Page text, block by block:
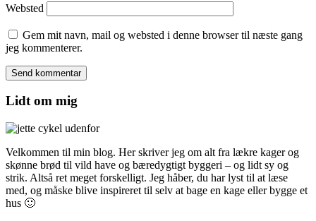
Websted
Gem mit navn, mail og websted i denne browser til næste gang
jeg kommenterer.
Lidt om mig
Velkommen til min blog. Her skriver jeg om alt fra lækre kager og
skønne brød til vild have og bæredygtigt byggeri – og lidt sy og
strik. Altså ret meget forskelligt. Jeg håber, du har lyst til at læse
med, og måske blive inspireret til selv at bage en kage eller bygge et
hus 🙂